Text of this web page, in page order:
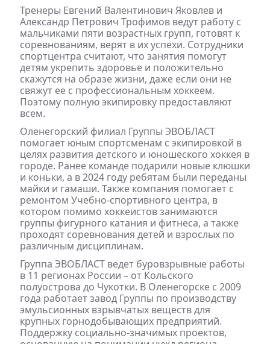
Тренеры Евгений Валентинович Яковлев и
Александр Петрович Трофимов ведут работу с
мальчиками пяти возрастных групп, готовят к
соревнованиям, верят в их успехи. Сотрудники
спортцентра считают, что занятия помогут
детям укрепить здоровье и положительно
скажутся на образе жизни, даже если они не
свяжут ее с профессиональным хоккеем.
Поэтому полную экипировку предоставляют
всем.
Оленегорский филиал Группы ЭВОБЛАСТ
помогает юным спортсменам с экипировкой в
целях развития детского и юношеского хоккея в
городе. Ранее команде подарили новые клюшки
и коньки, а в 2024 году ребятам были переданы
майки и гамаши. Также компания помогает с
ремонтом Учебно-спортивного центра, в
котором помимо хоккеистов занимаются
группы фигурного катания и фитнеса, а также
проходят соревнования детей и взрослых по
различным дисциплинам.
Группа ЭВОБЛАСТ ведет буровзрывные работы
в 11 регионах России – от Кольского
полуострова до Чукотки. В Оленегорске с 2009
года работает завод Группы по производству
эмульсионных взрывчатых веществ для
крупных горнодобывающих предприятий.
Поддержку социально-значимых проектов,